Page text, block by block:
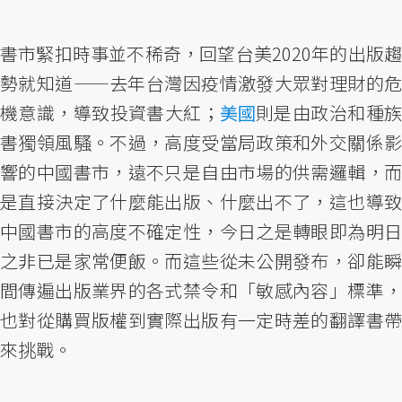
書市緊扣時事並不稀奇，回望台美2020年的出版趨
勢就知道——去年台灣因疫情激發大眾對理財的危
機意識，導致投資書大紅； 美國則是由政治和種族
書獨領風騷。不過，高度受當局政策和外交關係影
響的中國書市，遠不只是自由市場的供需邏輯，而
是直接決定了什麼能出版、什麼出不了，這也導致
中國書市的高度不確定性，今日之是轉眼即為明日
之非已是家常便飯。而這些從未公開發布，卻能瞬
間傳遍出版業界的各式禁令和「敏感內容」標準，
也對從購買版權到實際出版有一定時差的翻譯書帶
來挑戰。